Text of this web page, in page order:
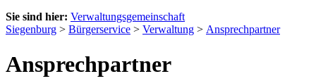
Sie sind hier: Verwaltungsgemeinschaft
Siegenburg > Bürgerservice > Verwaltung > Ansprechpartner
Ansprechpartner